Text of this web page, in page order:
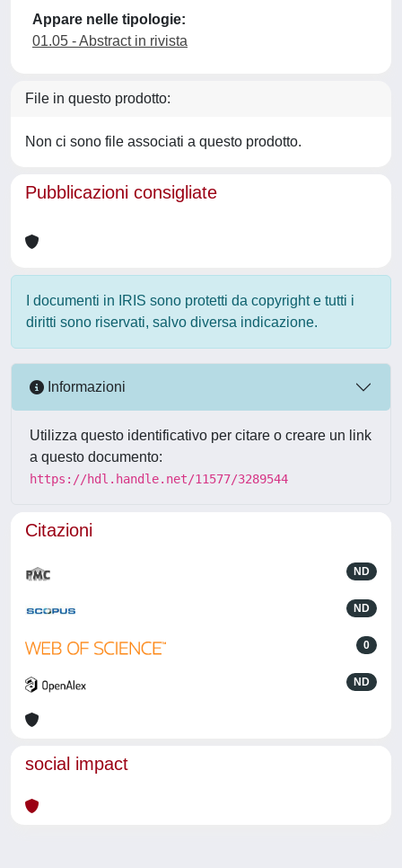
Appare nelle tipologie:
01.05 - Abstract in rivista
File in questo prodotto:
Non ci sono file associati a questo prodotto.
Pubblicazioni consigliate
I documenti in IRIS sono protetti da copyright e tutti i
diritti sono riservati, salvo diversa indicazione.
Informazioni
Utilizza questo identificativo per citare o creare un link
a questo documento:
https://hdl.handle.net/11577/3289544
Citazioni
ND
ND
0
ND
social impact